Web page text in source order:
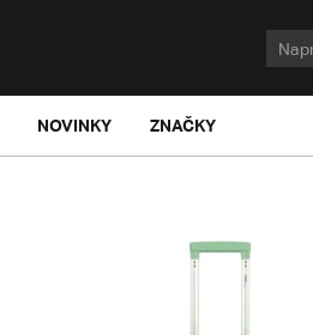
NOVINKY ZNAČKY